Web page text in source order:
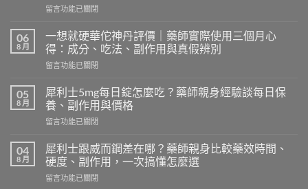
在
久
液
評
｜
藥
師
實
日
本
榮
留言功能已關閉
06
8 月
一想就硬華佗神丹評價｜藥師實際使用三個月心
得：成分、吃法、副作用與真假辨別
在
想
就
硬
華
神
丹
評
價
留言功能已關閉
05
8 月
犀利士5mg每日錠怎麼吃？藥師親身經驗談每日保
養、副作用與價格
在
利
士
5mg
每
留言功能已關閉
04
8 月
犀利士跟威而鋼差在哪？藥師親身比較藥效時間、
硬度、副作用，一次搞懂怎麼選
在
留言功能已關閉